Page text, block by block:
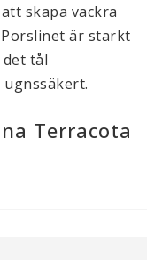
skapa vackra
är starkt
tål
Terracota